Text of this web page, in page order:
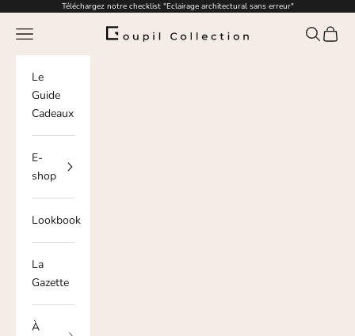
Passer au contenuTéléchargez notre checklist "Eclairage architectural sans erreur"
Goupil Collection
Menu Recherche
Panier
Le
Guide
Cadeaux
E-
shop
Lookbook
La
Gazette
À